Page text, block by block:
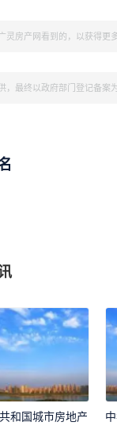
灵房产网看到的，以获得更
，最终以政府部门登记备案
和国城市房地产